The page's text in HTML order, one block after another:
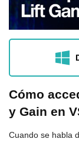
Cómo
y Gain en
Cuando se habla